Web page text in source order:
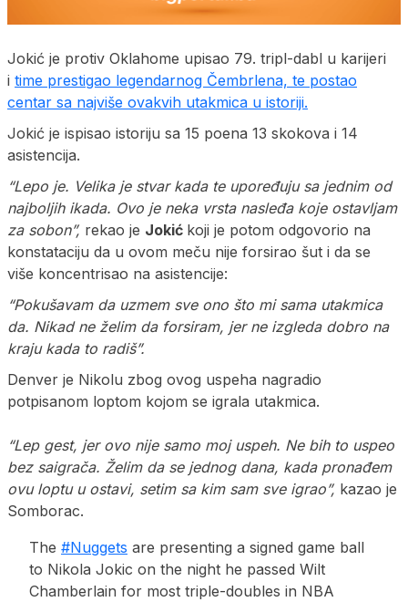
Jokić je protiv Oklahome upisao 79. tripl-dabl u karijeri
i time prestigao legendarnog Čembrlena, te postao
centar sa najviše ovakvih utakmica u istoriji.
Jokić je ispisao istoriju sa 15 poena 13 skokova i 14
asistencija.
“Lepo je. Velika je stvar kada te upoređuju sa jednim od
najboljih ikada. Ovo je neka vrsta nasleđa koje ostavljam
za sobon”, rekao je Jokić koji je potom odgovorio na
konstataciju da u ovom meču nije forsirao šut i da se
više koncentrisao na asistencije:
“Pokušavam da uzmem sve ono što mi sama utakmica
da. Nikad ne želim da forsiram, jer ne izgleda dobro na
kraju kada to radiš”.
Denver je Nikolu zbog ovog uspeha nagradio
potpisanom loptom kojom se igrala utakmica.
“Lep gest, jer ovo nije samo moj uspeh. Ne bih to uspeo
bez saigrača. Želim da se jednog dana, kada pronađem
ovu loptu u ostavi, setim sa kim sam sve igrao”, kazao je
Somborac.
The #Nuggets are presenting a signed game ball
to Nikola Jokic on the night he passed Wilt
Chamberlain for most triple-doubles in NBA